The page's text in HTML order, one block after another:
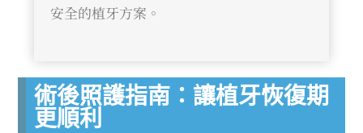
安全的植牙方案。
術後照護指南：讓植牙恢復期
更順利